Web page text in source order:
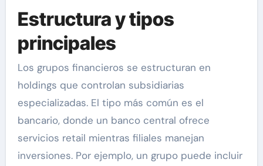
Estructura y tipos
principales
Los grupos financieros se estructuran en
holdings que controlan subsidiarias
especializadas. El tipo más común es el
bancario, donde un banco central ofrece
servicios retail mientras filiales manejan
inversiones. Por ejemplo, un grupo puede incluir